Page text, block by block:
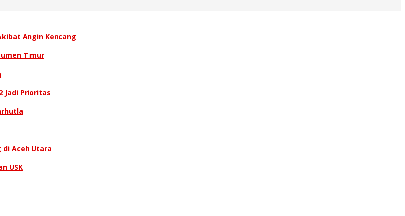
Angin Kencang
Timur
Jadi Prior‎itas
di Aceh Utara
USK